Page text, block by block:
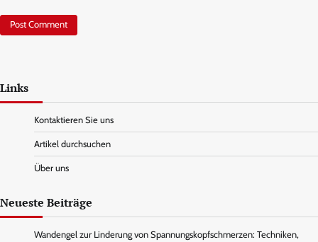
Links
Kontaktieren Sie uns
Artikel durchsuchen
Über uns
Neueste Beiträge
Wandengel zur Linderung von Spannungskopfschmerzen: Techniken,